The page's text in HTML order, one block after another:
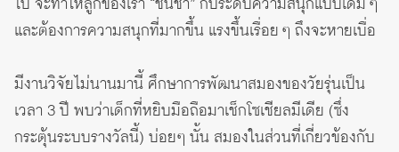
ไป จะทำให้ลูกของเรา “ชินชา” กับระดับความสนุกแบบเดิม ๆ
และต้องการความสนุกที่มากขึ้น แรงขึ้นเรื่อย ๆ ถึงจะหายเบื่อ
มีงานวิจัยไม่นานมานี้ ศึกษาการพัฒนาสมองของวัยรุ่นเป็น
เวลา 3 ปี พบว่าเด็กที่หยิบมือถือมาเช็กโซเชียลมีเดีย (ซึ่ง
กระตุ้นระบบรางวัลนี้) บ่อยๆ นั้น สมองในส่วนที่เกี่ยวข้องกับ